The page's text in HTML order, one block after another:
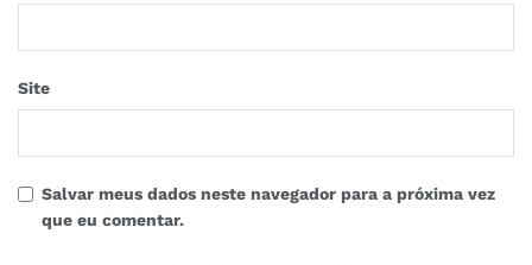
Site
Salvar meus dados neste navegador para a próxima vez
que eu comentar.